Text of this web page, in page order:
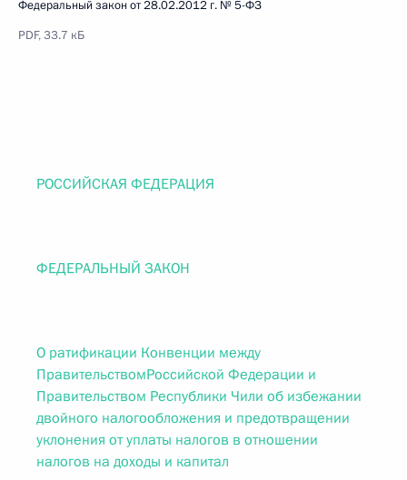
Федеральный закон от 28.02.2012 г. № 5-ФЗ
PDF, 33.7 кБ
РОССИЙСКАЯ ФЕДЕРАЦИЯ
ФЕДЕРАЛЬНЫЙ ЗАКОН
О ратификации Конвенции между
ПравительствомРоссийской Федерации и
Правительством Республики Чили об избежании
двойного налогообложения и предотвращении
уклонения от уплаты налогов в отношении
налогов на доходы и капитал